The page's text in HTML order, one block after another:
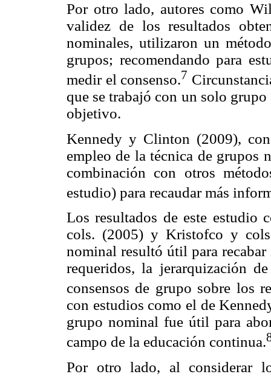
Por otro lado, autores como
validez de los resultados
nominales, utilizaron un
grupos; recomendando para
medir el consenso.7
que se trabajó con un solo
objetivo.
Kennedy y Clinton (2009),
empleo de la técnica de grupos
combinación con otros
estudio) para recaudar más
Los resultados de este estudio
cols. (2005) y Kristofco y
nominal resultó útil para
requeridos, la jerarquización
consensos de grupo sobre los
con estudios como el de
grupo nominal fue útil para
campo de la educación continua.
Por otro lado, al considerar